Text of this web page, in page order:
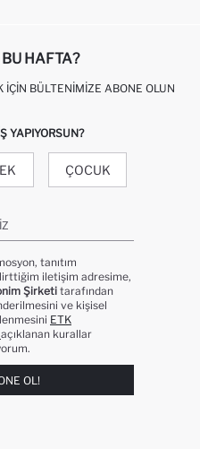
HAFTA?
BÜLTENIMIZE ABONE OLUN
YAPIYORSUN?
ÇOCUK
tanıtım
iletişim adresime,
Şirketitarafından
ve kişisel
ETK
açıklanan kurallar
OL!